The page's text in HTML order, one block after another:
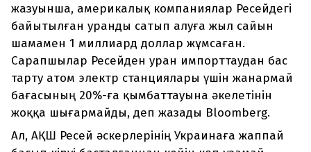
жазуынша, америкалық компаниялар Ресейдегі
байытылған уранды сатып алуға жыл сайын
шамамен 1 миллиард доллар жұмсаған.
Сарапшылар Ресейден уран импорттаудан бас
тарту атом электр станциялары үшін жанармай
бағасының 20%-ға қымбаттауына әкелетінін
жоққа шығармайды, деп жазады Bloomberg.
Ал, АҚШ Ресей әскерлерінің Украинаға жаппай